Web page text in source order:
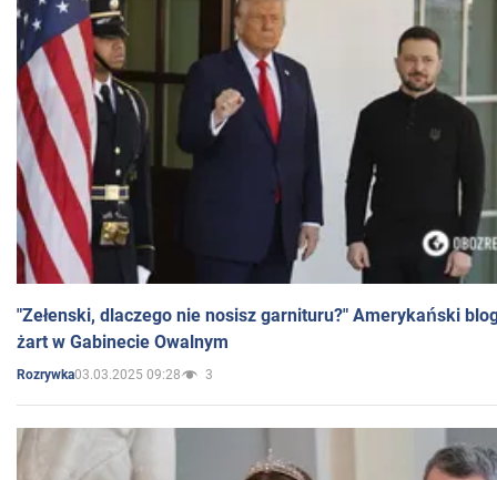
"Zełenski, dlaczego nie nosisz garnituru?" Amerykański
żart w Gabinecie Owalnym
Rozrywka03.03.2025 09:28 3